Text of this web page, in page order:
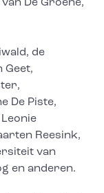
De Groene,
de
Geet,
De Piste,
Reesink,
van
en anderen.